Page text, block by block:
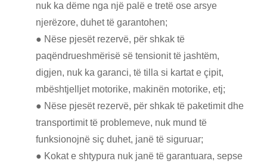
nuk ka dëme nga një palë e tretë ose arsye
njerëzore, duhet të garantohen;
● Nëse pjesët rezervë, për shkak të
paqëndrueshmërisë së tensionit të jashtëm,
digjen, nuk ka garanci, të tilla si kartat e çipit,
mbështjelljet motorike, makinën motorike, etj;
● Nëse pjesët rezervë, për shkak të paketimit dhe
transportimit të problemeve, nuk mund të
funksionojnë siç duhet, janë të siguruar;
● Kokat e shtypura nuk janë të garantuara, sepse